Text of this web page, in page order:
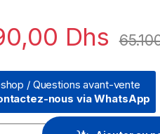
Dhs
/ Questions avant-vente
nous via WhatsApp
A3 Multifonction Laser